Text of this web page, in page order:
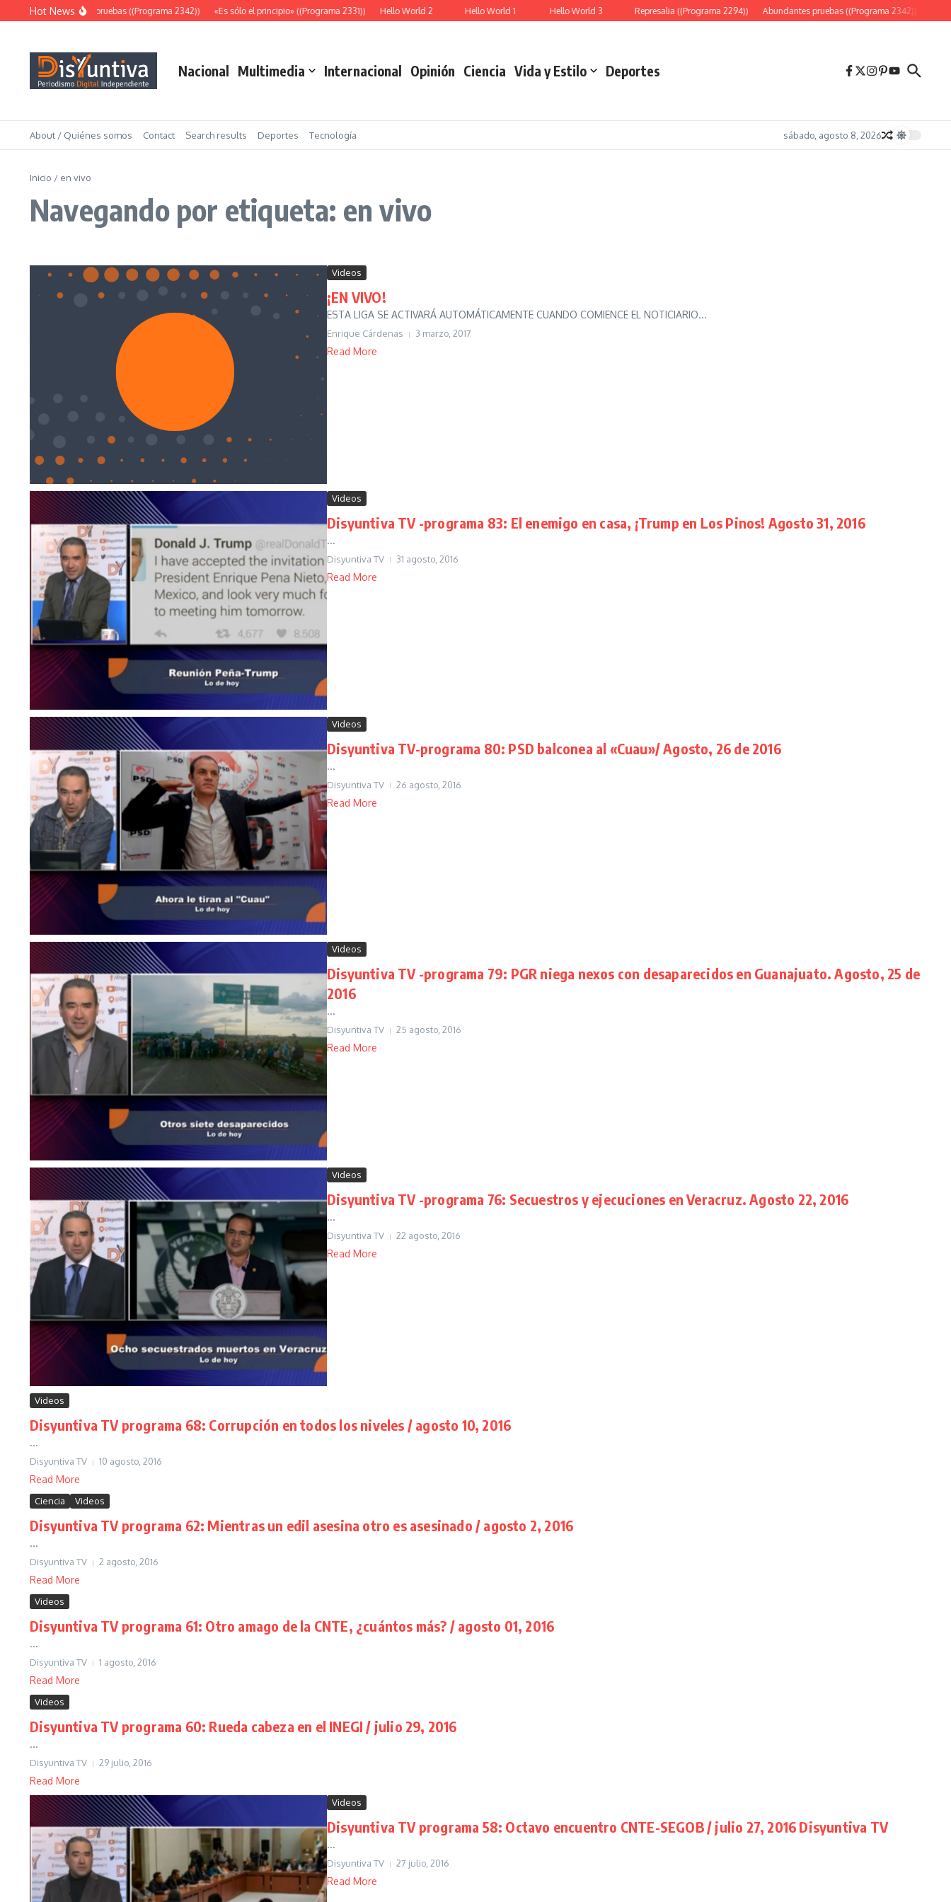
Saltar al contenido
Hot News
Abundantes pruebas ((Programa 2342)) «Es sólo el principio» ((Programa 2331)) Hello World 2 Hello World 1 Hello World 3 Represalia ((Programa 2294)) Abundantes pruebas ((Programa 2342))
Nacional Multimedia Internacional Opinión Ciencia Vida y Estilo Deportes
About / Quiénes somos Contact Search results Deportes Tecnología sábado, agosto 8, 2026
Inicio / en vivo
Navegando por etiqueta: en vivo
Videos
¡EN VIVO!
ESTA LIGA SE ACTIVARÁ AUTOMÁTICAMENTE CUANDO COMIENCE EL NOTICIARIO...
Enrique Cárdenas 3 marzo, 2017
Read More
Videos
Disyuntiva TV -programa 83: El enemigo en casa, ¡Trump en Los Pinos! Agosto 31, 2016
...
Disyuntiva TV 31 agosto, 2016
Read More
Videos
Disyuntiva TV-programa 80: PSD balconea al «Cuau»/ Agosto, 26 de 2016
...
Disyuntiva TV 26 agosto, 2016
Read More
Videos
Disyuntiva TV -programa 79: PGR niega nexos con desaparecidos en Guanajuato. Agosto, 25 de
2016
...
Disyuntiva TV 25 agosto, 2016
Read More
Videos
Disyuntiva TV -programa 76: Secuestros y ejecuciones en Veracruz. Agosto 22, 2016
...
Disyuntiva TV 22 agosto, 2016
Read More
Videos
Disyuntiva TV programa 68: Corrupción en todos los niveles / agosto 10, 2016
...
Disyuntiva TV 10 agosto, 2016
Read More
Ciencia Videos
Disyuntiva TV programa 62: Mientras un edil asesina otro es asesinado / agosto 2, 2016
...
Disyuntiva TV 2 agosto, 2016
Read More
Videos
Disyuntiva TV programa 61: Otro amago de la CNTE, ¿cuántos más? / agosto 01, 2016
...
Disyuntiva TV 1 agosto, 2016
Read More
Videos
Disyuntiva TV programa 60: Rueda cabeza en el INEGI / julio 29, 2016
...
Disyuntiva TV 29 julio, 2016
Read More
Videos
Disyuntiva TV programa 58: Octavo encuentro CNTE-SEGOB / julio 27, 2016 Disyuntiva TV
...
Disyuntiva TV 27 julio, 2016
Read More